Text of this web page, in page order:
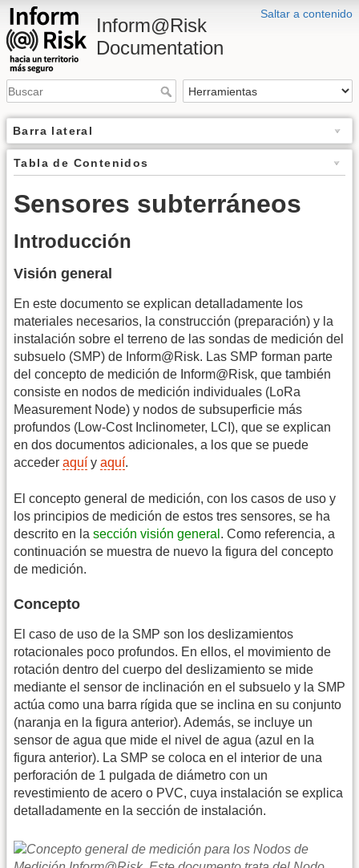
Saltar a contenido
Inform@Risk
Documentation
Barra lateral
Tabla de Contenidos
Sensores subterráneos
Introducción
Visión general
En este documento se explican detalladamente los
materiales necesarios, la construcción (preparación) y la
instalación sobre el terreno de las sondas de medición del
subsuelo (SMP) de Inform@Risk. Las SMP forman parte
del concepto de medición de Inform@Risk, que también
consiste en nodos de medición individuales (LoRa
Measurement Node) y nodos de subsuperficie más
profundos (Low-Cost Inclinometer, LCI), que se explican
en dos documentos adicionales, a los que se puede
acceder aquí y aquí.
El concepto general de medición, con los casos de uso y
los principios de medición de estos tres sensores, se ha
descrito en la sección visión general . Como referencia, a
continuación se muestra de nuevo la figura del concepto
de medición.
Concepto
El caso de uso de la SMP son los deslizamientos
rotacionales poco profundos. En ellos, el movimiento de
rotación dentro del cuerpo del deslizamiento se mide
mediante el sensor de inclinación en el subsuelo y la SMP
actúa como una barra rígida que se inclina en su conjunto
(naranja en la figura anterior). Además, se incluye un
sensor de agua que mide el nivel de agua (azul en la
figura anterior). La SMP se coloca en el interior de una
perforación de 1 pulgada de diámetro con un
revestimiento de acero o PVC, cuya instalación se explica
detalladamente en la sección de instalación.